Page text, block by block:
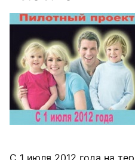
С 1 июля 2012 года на